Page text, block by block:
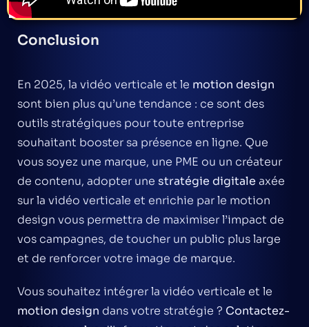
Conclusion
En 2025, la vidéo verticale et le motion design
sont bien plus qu’une tendance : ce sont des
outils stratégiques pour toute entreprise
souhaitant booster sa présence en ligne. Que
vous soyez une marque, une PME ou un créateur
de contenu, adopter une stratégie digitale axée
sur la vidéo verticale et enrichie par le motion
design vous permettra de maximiser l’impact de
vos campagnes, de toucher un public plus large
et de renforcer votre image de marque.
Vous souhaitez intégrer la vidéo verticale et le
motion design dans votre stratégie ? Contactez-